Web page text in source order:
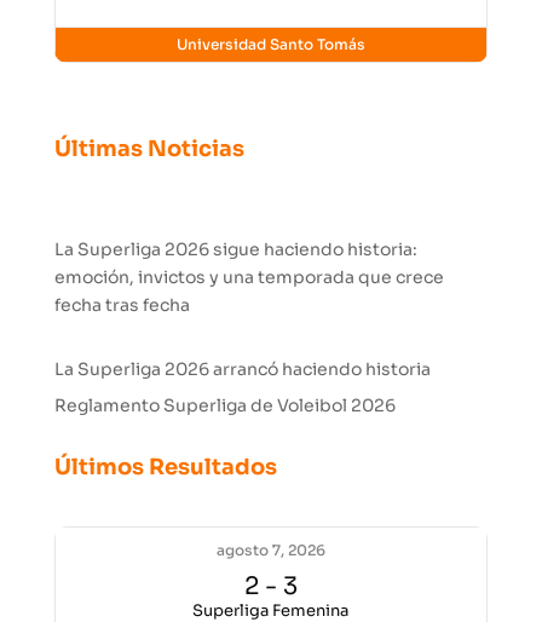
Universidad Santo Tomás
Últimas Noticias
La Superliga 2026 sigue haciendo historia:
emoción, invictos y una temporada que crece
fecha tras fecha
La Superliga 2026 arrancó haciendo historia
Reglamento Superliga de Voleibol 2026
Últimos Resultados
agosto 7, 2026
2- 3
Superliga Femenina